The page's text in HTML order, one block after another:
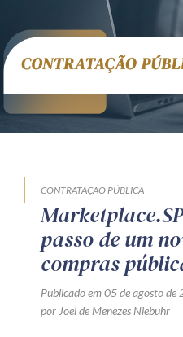
CONTRATAÇÃO PÚBLICA
passo de um
compras
Publicado em 05 de agosto de
por Joel de Menezes Niebuhr